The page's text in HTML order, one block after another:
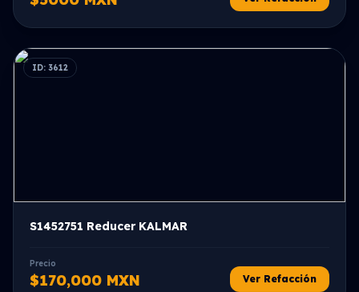
ID: 3612
S1452751 Reducer KALMAR
Precio
$170,000 MXN Ver Refacción